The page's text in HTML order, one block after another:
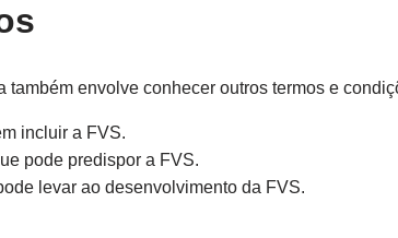
envolve conhecer outros termos e
incluir a FVS.
pode predispor a FVS.
levar ao desenvolvimento da FVS.